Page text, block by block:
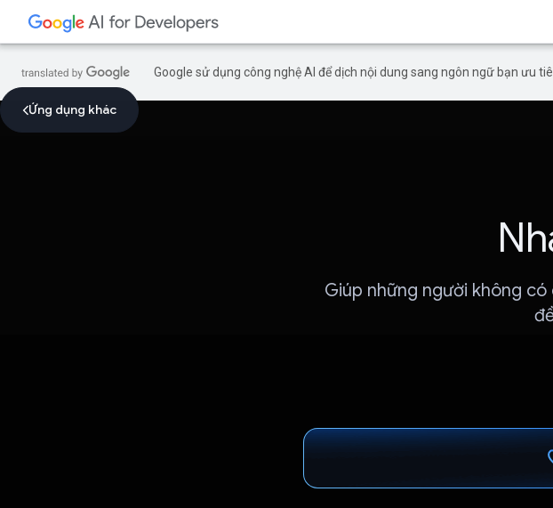
Google sử dụng công nghệ AI để dịch nội dung sang ngôn ngữ bạn ưu
Ứng dụng khác
Giúp những người không